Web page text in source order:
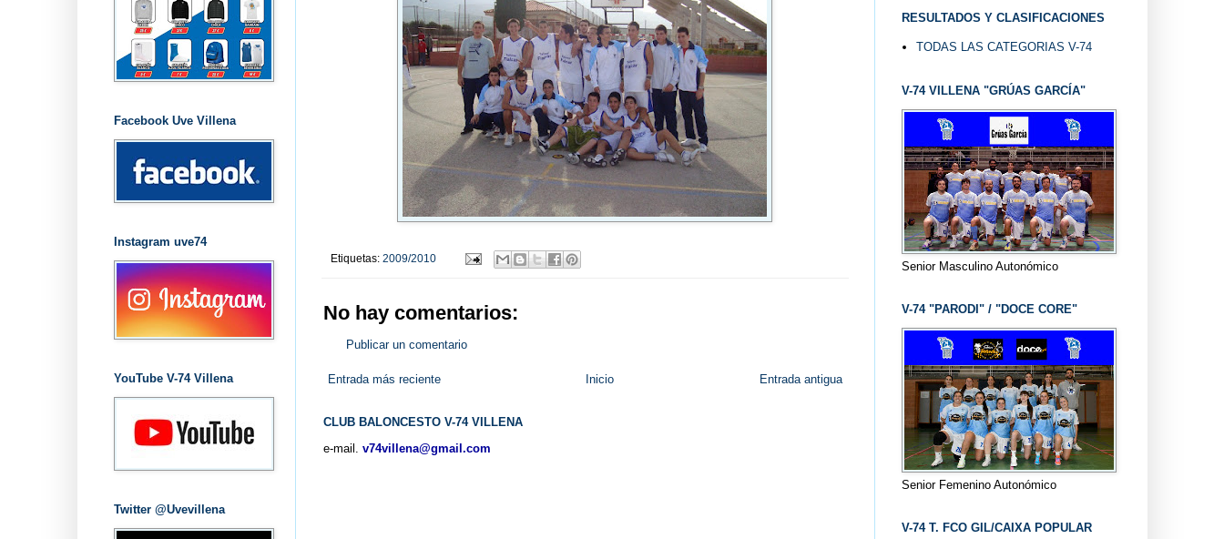
Etiquetas: 2009/2010
No hay comentarios:
Publicar un comentario
Entrada más reciente Entrada antigua
Inicio
CLUB BALONCESTO V-74 VILLENA
e-mail. v74villena@gmail.com
Facebook Uve Villena
Instagram uve74
YouTube V-74 Villena
Twitter @Uvevillena
RESULTADOS Y CLASIFICACIONES
TODAS LAS CATEGORIAS V-74
V-74 VILLENA "GRÚAS GARCÍA"
Senior Masculino Autonómico
V-74 "PARODI" / "DOCE CORE"
Senior Femenino Autonómico
V-74 T. FCO GIL/CAIXA POPULAR